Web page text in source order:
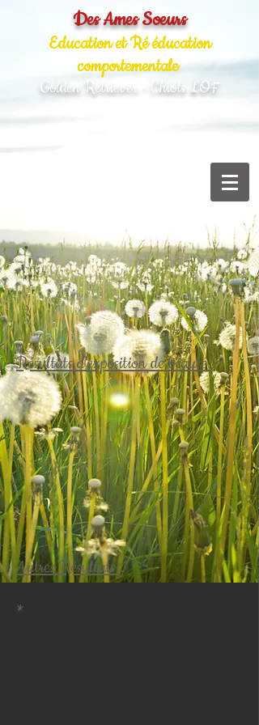
Des Ames Soeurs
Education et Ré éducation
comportementale
Golden Retriever - Chiots LOF
Résultats d'exposition de beauté:
Autres Résultats:
*